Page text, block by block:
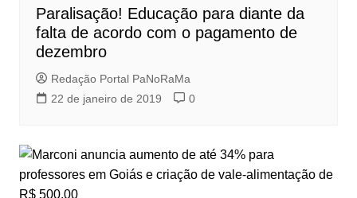
Paralisação! Educação para diante da
falta de acordo com o pagamento de
dezembro
Redação Portal PaNoRaMa
22 de janeiro de 2019
0